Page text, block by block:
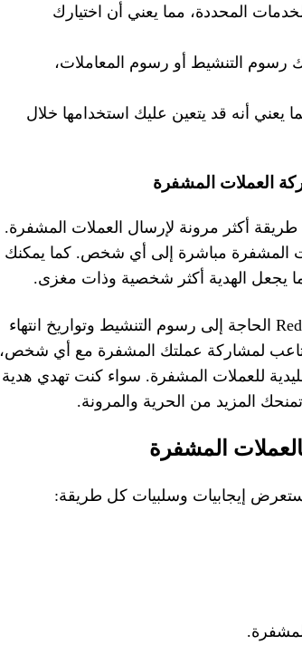
المحددة، مما يعني أن اختيارك
رسوم التنشيط أو رسوم المعاملات،
يعني أنه قد يتعين عليك استخدامها خلال
أكثر مرونة لإرسال العملات المشفرة.
المشفرة مباشرة إلى أي شخص. كما يمكنك
يجعل الهدية أكثر شخصية وذات مغزى.
على عكس بطاقات الهدايا، تلغي وظيفة الهدايا في RedotPay الحاجة إلى رسوم التنشيط وتواريخ انتهاء
لمشاركة عملتك المشفرة مع أي شخص،
للعملات المشفرة. سواء كنت تهدي هدية
المشفرة
إيجابيات وسلبيات كل طريقة: